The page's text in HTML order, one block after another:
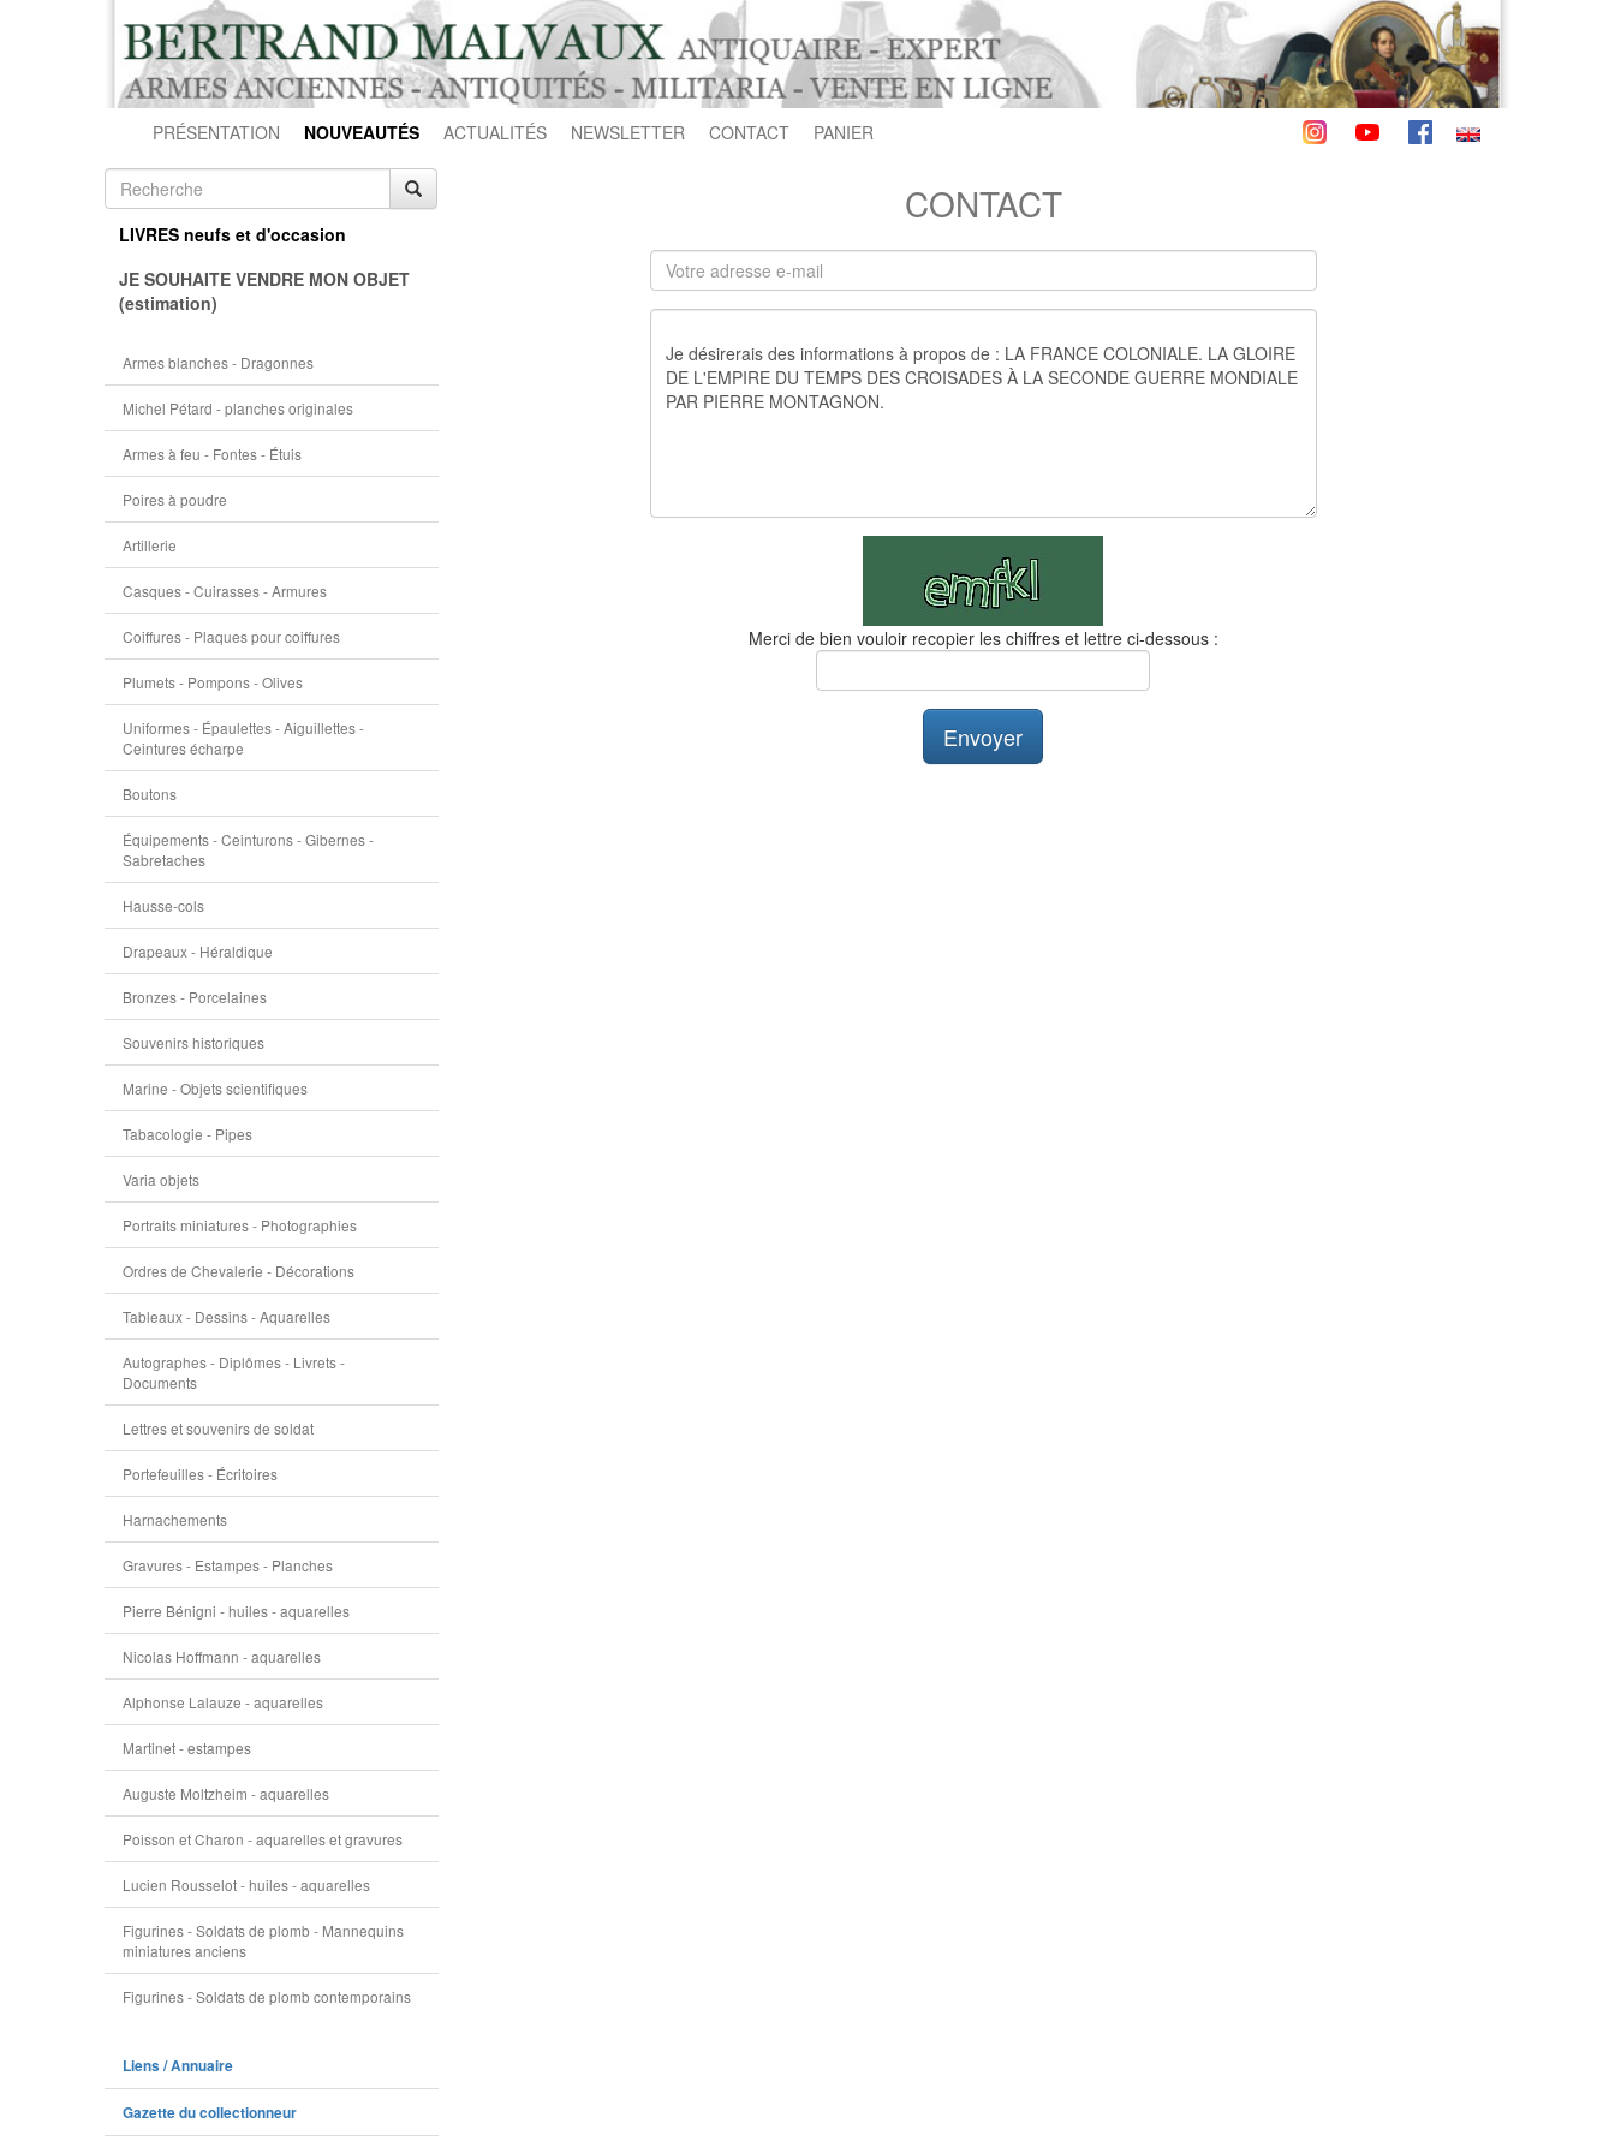
PRÉSENTATION NOUVEAUTÉS ACTUALITÉS NEWSLETTER CONTACT PANIER
LIVRES neufs et d'occasion
JE SOUHAITE VENDRE MON OBJET
(estimation)
Armes blanches - Dragonnes
Michel Pétard - planches originales
Armes à feu - Fontes - Étuis
Poires à poudre
Artillerie
Casques - Cuirasses - Armures
Coiffures - Plaques pour coiffures
Plumets - Pompons - Olives
Uniformes - Épaulettes - Aiguillettes -
Ceintures écharpe
Boutons
Équipements - Ceinturons - Gibernes -
Sabretaches
Hausse-cols
Drapeaux - Héraldique
Bronzes - Porcelaines
Souvenirs historiques
Marine - Objets scientifiques
Tabacologie - Pipes
Varia objets
Portraits miniatures - Photographies
Ordres de Chevalerie - Décorations
Tableaux - Dessins - Aquarelles
Autographes - Diplômes - Livrets -
Documents
Lettres et souvenirs de soldat
Portefeuilles - Écritoires
Harnachements
Gravures - Estampes - Planches
Pierre Bénigni - huiles - aquarelles
Nicolas Hoffmann - aquarelles
Alphonse Lalauze - aquarelles
Martinet - estampes
Auguste Moltzheim - aquarelles
Poisson et Charon - aquarelles et gravures
Lucien Rousselot - huiles - aquarelles
Figurines - Soldats de plomb - Mannequins
miniatures anciens
Figurines - Soldats de plomb contemporains
Liens / Annuaire
Gazette du collectionneur
CONTACT
Merci de bien vouloir recopier les chiffres et lettre ci-dessous :